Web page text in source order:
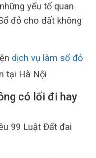
yếu tố quan
đỏ cho đất không
dịch vụ làm sổ đỏ
tại Hà Nội
có lối đi hay
99 Luật Đất đai